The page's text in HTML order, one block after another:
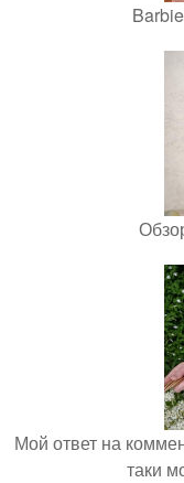
Мой ответ на
таки